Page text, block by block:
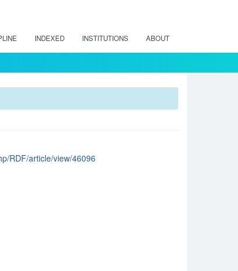
INDEXED INSTITUTIONS ABOUT
RDF/article/view/46096